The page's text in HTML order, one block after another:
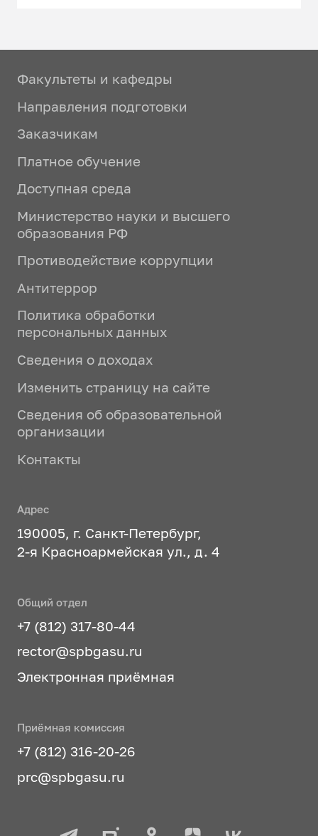
Факультеты и кафедры
Направления подготовки
Заказчикам
Платное обучение
Доступная среда
Министерство науки и высшего
образования РФ
Противодействие коррупции
Антитеррор
Политика обработки
персональных данных
Сведения о доходах
Изменить страницу на сайте
Сведения об образовательной
организации
Контакты
Адрес
190005, г. Санкт-Петербург,
2-я Красноармейская ул., д. 4
Общий отдел
+7 (812) 317-80-44
rector@spbgasu.ru
Электронная приёмная
Приёмная комиссия
+7 (812) 316-20-26
prc@spbgasu.ru